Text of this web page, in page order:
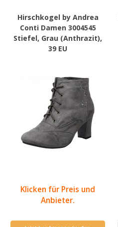
Hirschkogel by Andrea
Conti Damen 3004545
Stiefel, Grau (Anthrazit),
39 EU
Klicken für Preis und
Anbieter.